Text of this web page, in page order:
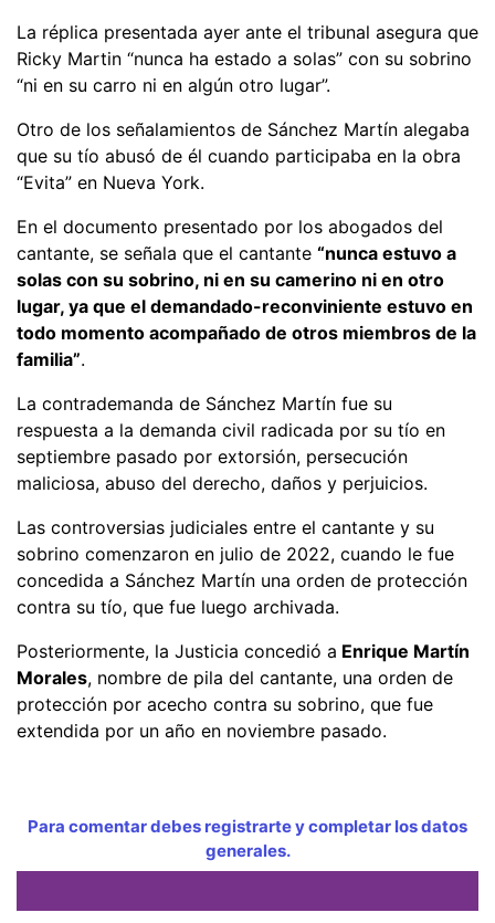
La réplica presentada ayer ante el tribunal asegura que
Ricky Martin “nunca ha estado a solas” con su sobrino
“ni en su carro ni en algún otro lugar”.
Otro de los señalamientos de Sánchez Martín alegaba
que su tío abusó de él cuando participaba en la obra
“Evita” en Nueva York.
En el documento presentado por los abogados del
cantante, se señala que el cantante “nunca estuvo a
solas con su sobrino, ni en su camerino ni en otro
lugar, ya que el demandado-reconviniente estuvo en
todo momento acompañado de otros miembros de la
familia”.
La contrademanda de Sánchez Martín fue su
respuesta a la demanda civil radicada por su tío en
septiembre pasado por extorsión, persecución
maliciosa, abuso del derecho, daños y perjuicios.
Las controversias judiciales entre el cantante y su
sobrino comenzaron en julio de 2022, cuando le fue
concedida a Sánchez Martín una orden de protección
contra su tío, que fue luego archivada.
Posteriormente, la Justicia concedió a Enrique Martín
Morales, nombre de pila del cantante, una orden de
protección por acecho contra su sobrino, que fue
extendida por un año en noviembre pasado.
Para comentar debes registrarte y completar los datos
generales.